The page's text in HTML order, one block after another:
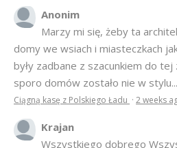
Anonim
Marzy mi się, żeby ta
domy we wsiach i miasteczkach
były zadbane z szacunkiem do
sporo domów zostało nie w stylu...
Ciągną kasę z Polskiego Ładu · 2 weeks
Krajan
Wszystkiego dobrego